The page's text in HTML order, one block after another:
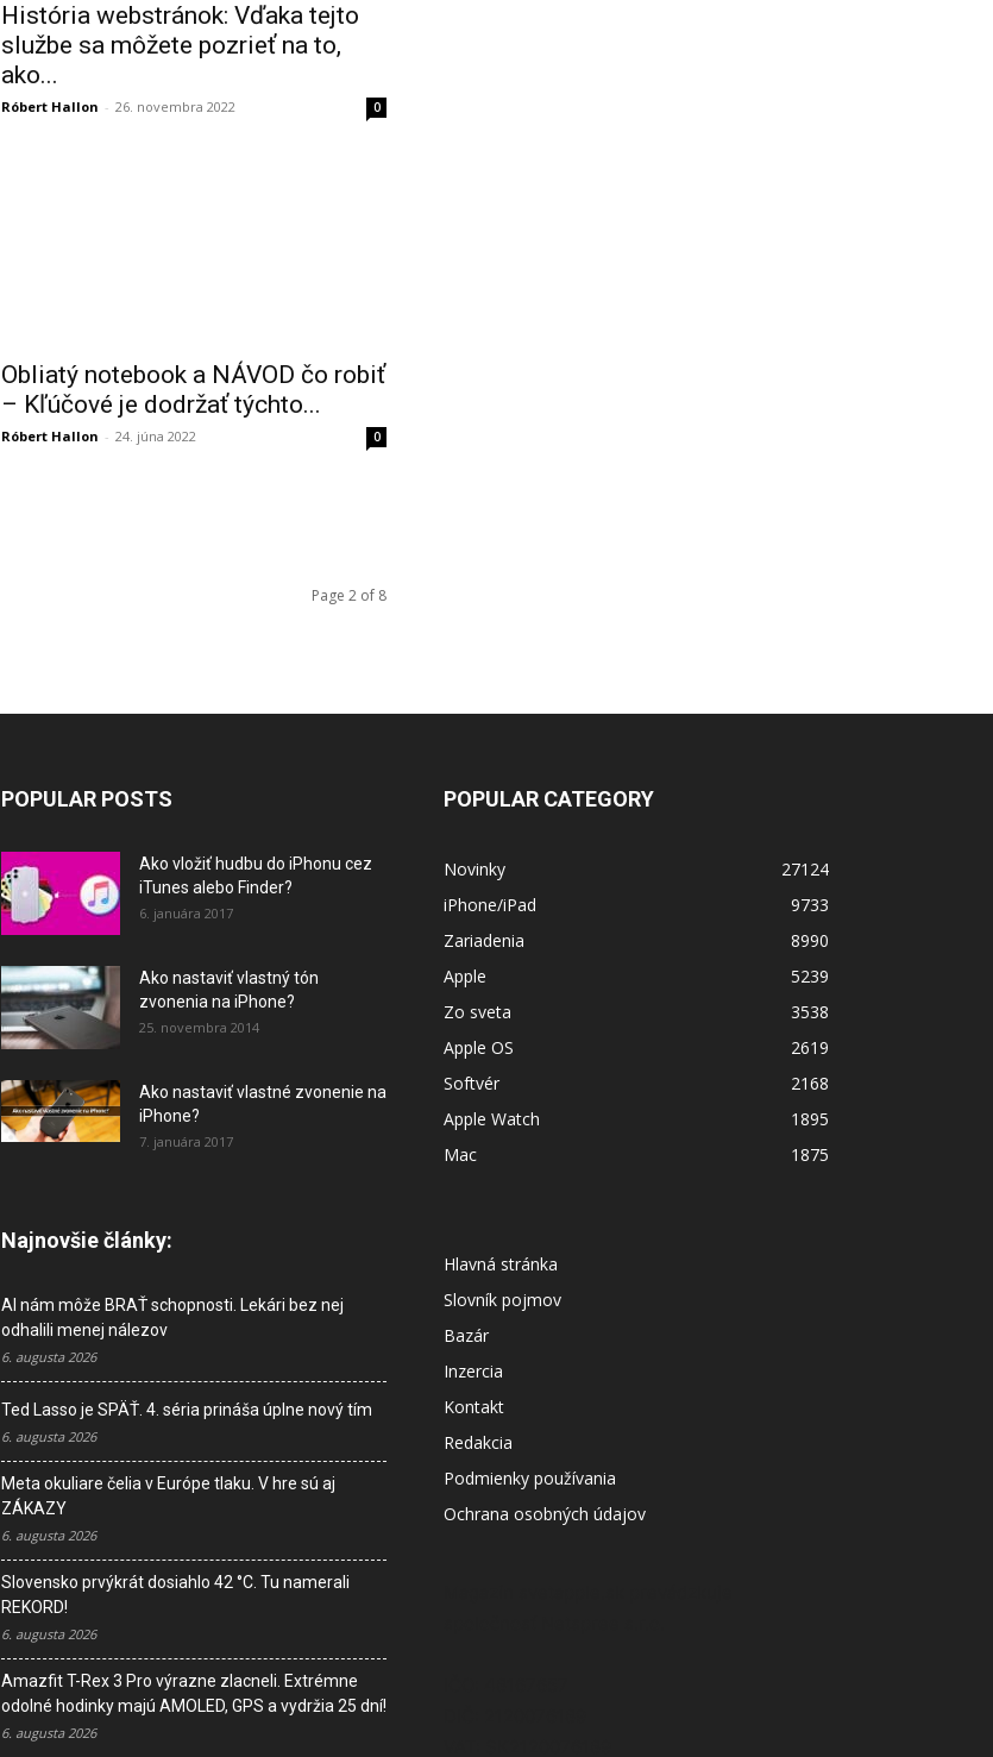
História webstránok: Vďaka tejto
službe sa môžete pozrieť na to,
ako...
Róbert Hallon - 26. novembra 2022 0
Obliatý notebook a NÁVOD čo robiť
– Kľúčové je dodržať týchto...
Róbert Hallon - 24. júna 2022 0
Page 2 of 8
POPULAR POSTS
Ako vložiť hudbu do iPhonu cez
iTunes alebo Finder?
6. januára 2017
Ako nastaviť vlastný tón
zvonenia na iPhone?
25. novembra 2014
Ako nastaviť vlastné zvonenie na
iPhone?
7. januára 2017
Najnovšie články:
AI nám môže BRAŤ schopnosti. Lekári bez nej
odhalili menej nálezov
6. augusta 2026
Ted Lasso je SPÄŤ. 4. séria prináša úplne nový tím
6. augusta 2026
Meta okuliare čelia v Európe tlaku. V hre sú aj
ZÁKAZY
6. augusta 2026
Slovensko prvýkrát dosiahlo 42 °C. Tu namerali
REKORD!
6. augusta 2026
Amazfit T-Rex 3 Pro výrazne zlacneli. Extrémne
odolné hodinky majú AMOLED, GPS a vydržia 25 dní!
6. augusta 2026
POPULAR CATEGORY
Novinky
27124
iPhone/iPad
9733
Zariadenia
8990
Apple
5239
Zo sveta
3538
Apple OS
2619
Softvér
2168
Apple Watch
1895
Mac
1875
Hlavná stránka
Slovník pojmov
Bazár
Inzercia
Kontakt
Redakcia
Podmienky používania
Ochrana osobných údajov